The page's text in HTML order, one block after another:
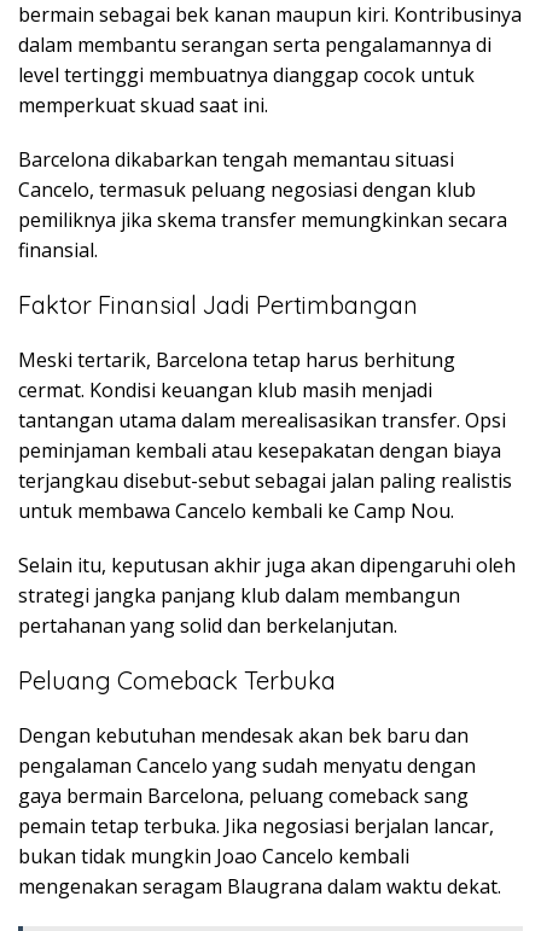
bermain sebagai bek kanan maupun kiri. Kontribusinya
dalam membantu serangan serta pengalamannya di
level tertinggi membuatnya dianggap cocok untuk
memperkuat skuad saat ini.
Barcelona dikabarkan tengah memantau situasi
Cancelo, termasuk peluang negosiasi dengan klub
pemiliknya jika skema transfer memungkinkan secara
finansial.
Faktor Finansial Jadi Pertimbangan
Meski tertarik, Barcelona tetap harus berhitung
cermat. Kondisi keuangan klub masih menjadi
tantangan utama dalam merealisasikan transfer. Opsi
peminjaman kembali atau kesepakatan dengan biaya
terjangkau disebut-sebut sebagai jalan paling realistis
untuk membawa Cancelo kembali ke Camp Nou.
Selain itu, keputusan akhir juga akan dipengaruhi oleh
strategi jangka panjang klub dalam membangun
pertahanan yang solid dan berkelanjutan.
Peluang Comeback Terbuka
Dengan kebutuhan mendesak akan bek baru dan
pengalaman Cancelo yang sudah menyatu dengan
gaya bermain Barcelona, peluang comeback sang
pemain tetap terbuka. Jika negosiasi berjalan lancar,
bukan tidak mungkin Joao Cancelo kembali
mengenakan seragam Blaugrana dalam waktu dekat.